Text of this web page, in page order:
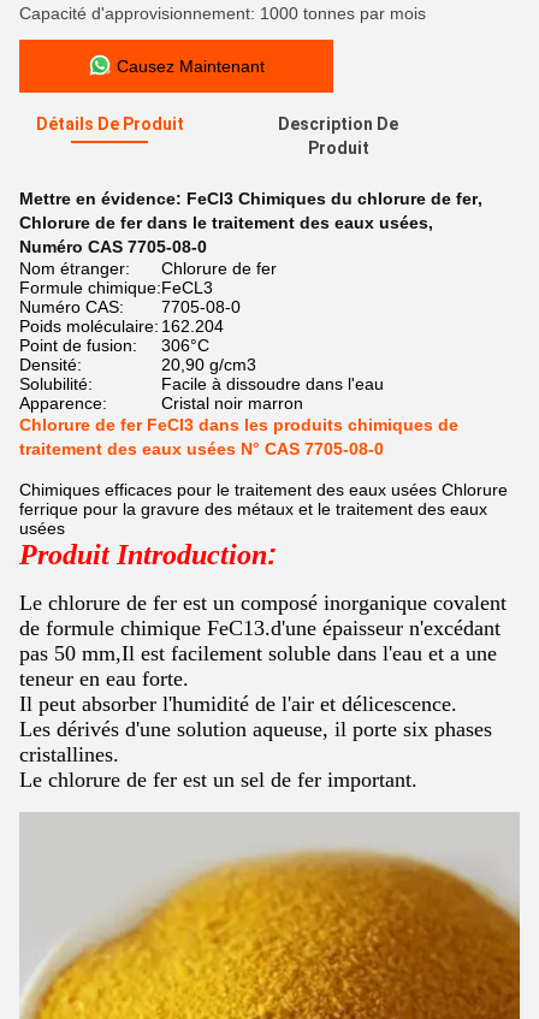
Capacité d'approvisionnement: 1000 tonnes par mois
Causez Maintenant
Détails De Produit
Description De
Produit
Mettre en évidence: FeCl3 Chimiques du chlorure de fer,
Chlorure de fer dans le traitement des eaux usées,
Numéro CAS 7705-08-0
Nom étranger:
Chlorure de fer
Formule chimique:FeCL3
Numéro CAS:
7705-08-0
Poids moléculaire: 162.204
Point de fusion:
306°C
Densité:
20,90 g/cm3
Solubilité:
Facile à dissoudre dans l'eau
Apparence:
Cristal noir marron
Chlorure de fer FeCl3 dans les produits chimiques de
traitement des eaux usées N° CAS 7705-08-0
Chimiques efficaces pour le traitement des eaux usées Chlorure
ferrique pour la gravure des métaux et le traitement des eaux
usées
Produit Introduction:
Le chlorure de fer est un composé inorganique covalent
de formule chimique FeC13.d'une épaisseur n'excédant
pas 50 mm,Il est facilement soluble dans l'eau et a une
teneur en eau forte.
Il peut absorber l'humidité de l'air et délicescence.
Les dérivés d'une solution aqueuse, il porte six phases
cristallines.
Le chlorure de fer est un sel de fer important.